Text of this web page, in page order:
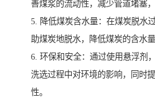
善煤浆的流动性，减少管道堵塞
5. 降低煤炭含水量：在煤炭脱水
助煤炭地脱水，降低煤炭的含水
6. 环保和安全：通过使用悬浮剂
洗选过程中对环境的影响，同时
性。